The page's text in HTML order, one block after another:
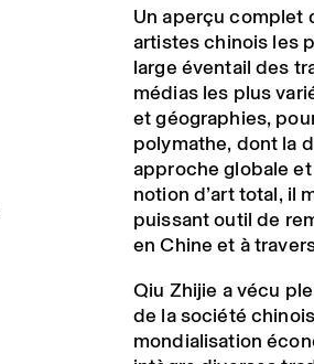
Un aperçu complet
artistes chinois les
large éventail des
médias les plus
et géographies,
polymathe, dont la
approche globale
notion d’art total, il
puissant outil de
en Chine et à
Qiu Zhijie a vécu
de la société
mondialisation